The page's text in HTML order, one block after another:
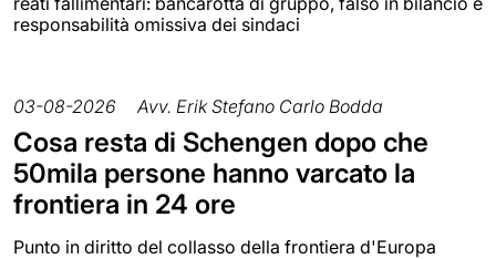
responsabilità omissiva dei sindaci
03-08-2026 Avv. Erik Stefano Carlo Bodda
Cosa resta di Schengen dopo che
50mila persone hanno varcato la
frontiera in 24 ore
Punto in diritto del collasso della frontiera d'Europa